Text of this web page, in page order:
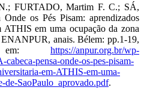
FURTADO, Martim F. C.; SÁ,
os Pés Pisam: aprendizados
em uma ocupação da zona
anais. Bélem: pp.1-19,
em: https://anpur.org.br/wp-
pensa-onde-os-pes-pisam-
em-ATHIS-em-uma-
de-SaoPaulo_aprovado.pdf.